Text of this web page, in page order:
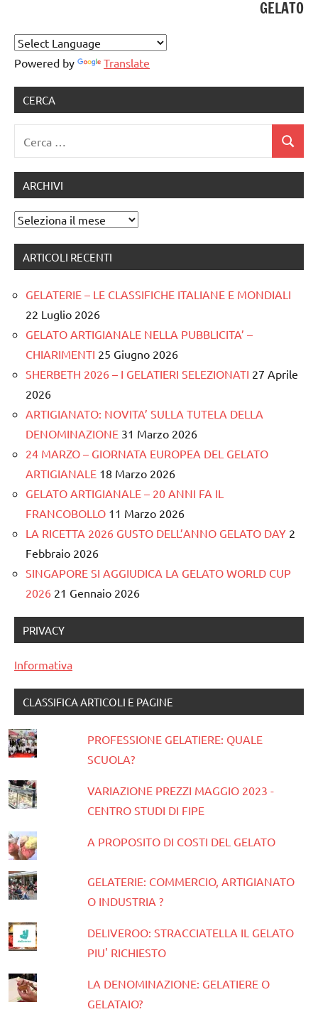
gelato
artigianale
GELATO
Powered by Translate
CERCA
per:
Cerca
ARCHIVI
Archivi
ARTICOLI RECENTI
GELATERIE – LE CLASSIFICHE ITALIANE E MONDIALI
22 Luglio 2026
GELATO ARTIGIANALE NELLA PUBBLICITA’ –
CHIARIMENTI 25 Giugno 2026
SHERBETH 2026 – I GELATIERI SELEZIONATI 27 Aprile
2026
ARTIGIANATO: NOVITA’ SULLA TUTELA DELLA
DENOMINAZIONE 31 Marzo 2026
24 MARZO – GIORNATA EUROPEA DEL GELATO
ARTIGIANALE 18 Marzo 2026
GELATO ARTIGIANALE – 20 ANNI FA IL
FRANCOBOLLO 11 Marzo 2026
LA RICETTA 2026 GUSTO DELL’ANNO GELATO DAY 2
Febbraio 2026
SINGAPORE SI AGGIUDICA LA GELATO WORLD CUP
2026 21 Gennaio 2026
PRIVACY
Informativa
CLASSIFICA ARTICOLI E PAGINE
PROFESSIONE GELATIERE: QUALE
SCUOLA?
VARIAZIONE PREZZI MAGGIO 2023 -
CENTRO STUDI DI FIPE
A PROPOSITO DI COSTI DEL GELATO
GELATERIE: COMMERCIO, ARTIGIANATO
O INDUSTRIA ?
DELIVEROO: STRACCIATELLA IL GELATO
PIU' RICHIESTO
LA DENOMINAZIONE: GELATIERE O
GELATAIO?